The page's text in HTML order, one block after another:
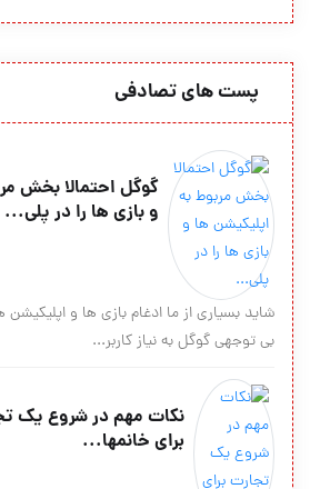
پست های تصادفی
گوگل احتمالا بخش
و بازی ها را در پلی...
شاید بسیاری از ما ادغام بازی ها و اپلیکیشن
بی توجهی گوگل به نیاز کاربر...
نکات مهم در شروع یک
برای خانمها...